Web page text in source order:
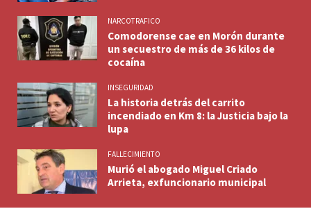
NARCOTRAFICO
Comodorense cae en Morón durante
un secuestro de más de 36 kilos de
cocaína
INSEGURIDAD
La historia detrás del carrito
incendiado en Km 8: la Justicia bajo la
lupa
FALLECIMIENTO
Murió el abogado Miguel Criado
Arrieta, exfuncionario municipal